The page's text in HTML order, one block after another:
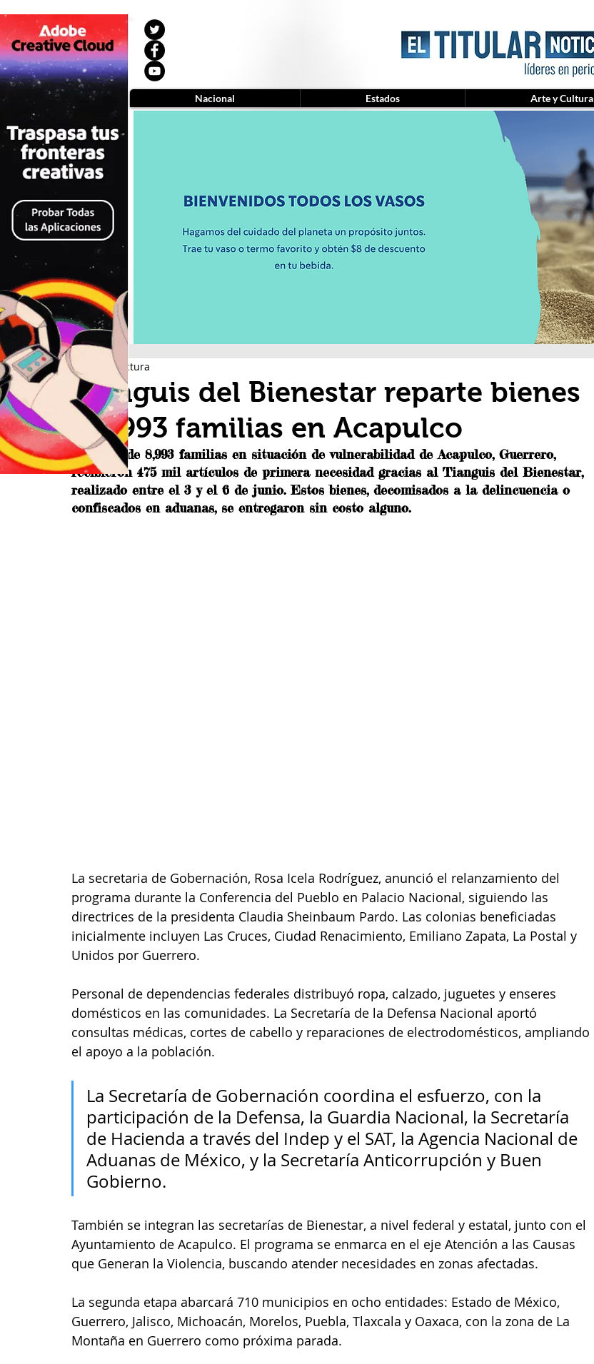
Tianguis del Bienestar reparte bienes
a 8,993 familias en Acapulco
2 min de lectura
Un total de 8,993 familias en situación de vulnerabilidad de Acapulco, Guerrero,
recibieron 475 mil artículos de primera necesidad gracias al Tianguis del Bienestar,
realizado entre el 3 y el 6 de junio. Estos bienes, decomisados a la delincuencia o
confiscados en aduanas, se entregaron sin costo alguno.
La secretaria de Gobernación, Rosa Icela Rodríguez, anunció el relanzamiento del
programa durante la Conferencia del Pueblo en Palacio Nacional, siguiendo las
directrices de la presidenta Claudia Sheinbaum Pardo. Las colonias beneficiadas
inicialmente incluyen Las Cruces, Ciudad Renacimiento, Emiliano Zapata, La Postal y
Unidos por Guerrero.
Personal de dependencias federales distribuyó ropa, calzado, juguetes y enseres
domésticos en las comunidades. La Secretaría de la Defensa Nacional aportó
consultas médicas, cortes de cabello y reparaciones de electrodomésticos, ampliando
el apoyo a la población.
La Secretaría de Gobernación coordina el esfuerzo, con la
participación de la Defensa, la Guardia Nacional, la Secretaría
de Hacienda a través del Indep y el SAT, la Agencia Nacional de
Aduanas de México, y la Secretaría Anticorrupción y Buen
Gobierno.
También se integran las secretarías de Bienestar, a nivel federal y estatal, junto con el
Ayuntamiento de Acapulco. El programa se enmarca en el eje Atención a las Causas
que Generan la Violencia, buscando atender necesidades en zonas afectadas.
La segunda etapa abarcará 710 municipios en ocho entidades: Estado de México,
Guerrero, Jalisco, Michoacán, Morelos, Puebla, Tlaxcala y Oaxaca, con la zona de La
Montaña en Guerrero como próxima parada.
Nacional Estados Arte y Cultura